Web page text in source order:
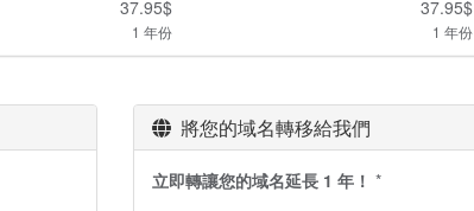
37.95$
1 年份
37.95$
1 年份
將您的域名轉移給我們
立即轉讓您的域名延長 1 年！ *